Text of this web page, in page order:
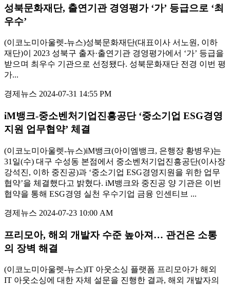
성북문화재단, 출연기관 경영평가 ‘가’ 등급으로 ‘최
우수’
(이코노미아울렛-뉴스)성북문화재단(대표이사 서노원, 이하
재단)이 2023 성북구 출자·출연기관 경영평가에서 ‘가’ 등급을
받으며 최우수 기관으로 선정됐다. 성북문화재단 전경 이번 평
가...
경제뉴스 2024-07-31 14:55 PM
iM뱅크-중소벤처기업진흥공단 ‘중소기업 ESG경영
지원 업무협약’ 체결
(이코노미아울렛-뉴스)iM뱅크(아이엠뱅크, 은행장 황병우)는
31일(수) 대구 수성동 본점에서 중소벤처기업진흥공단(이사장
강석진, 이하 중진공)과 ‘중소기업 ESG경영지원을 위한 업무
협약’을 체결했다고 밝혔다. iM뱅크와 중진공 양 기관은 이번
협약을 통해 ESG경영 실천 우수기업 금융 인센티브 ...
경제뉴스 2024-07-23 10:00 AM
프리모아, 해외 개발자 수준 높아져… 관건은 소통
의 장벽 해결
(이코노미아울렛-뉴스)IT 아웃소싱 플랫폼 프리모아가 해외
IT 아웃소싱에 대한 자체 설문을 진행한 결과, 해외 개발자의